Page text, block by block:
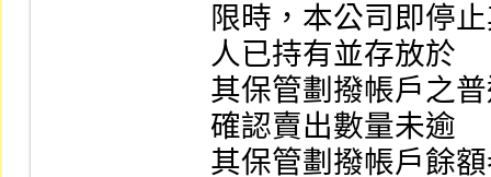
限時，本公司即停
人已持有並存放於
其保管劃撥帳戶之
確認賣出數量未逾
其保管劃撥帳戶餘